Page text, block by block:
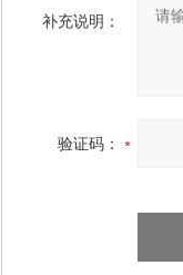
补充说明：
验证码：